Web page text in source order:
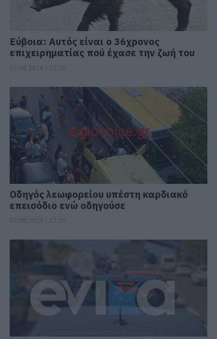
Εύβοια: Αυτός είναι ο 36χρονος
επιχειρηματίας πού έχασε την ζωή του
Οδηγός λεωφορείου υπέστη καρδιακό
επεισόδιο ενώ οδηγούσε